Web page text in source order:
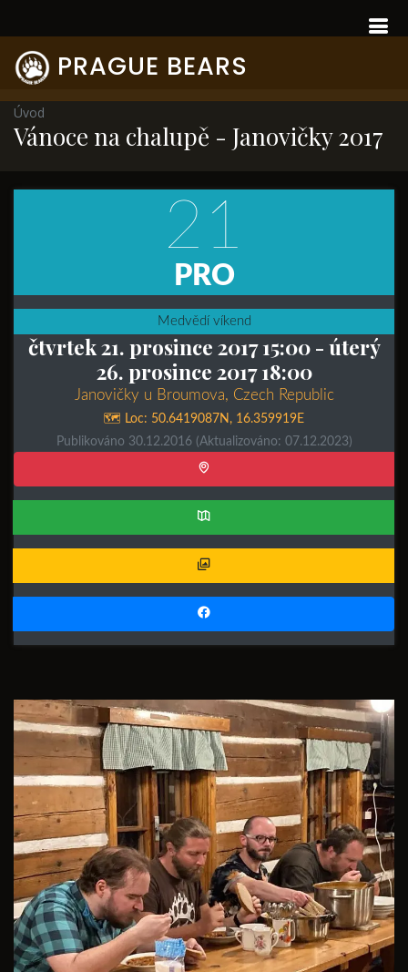
PRAGUE BEARS
Úvod
Vánoce na chalupě - Janovičky 2017
21
PRO
Medvědí víkend
čtvrtek 21. prosince 2017 15:00- úterý
26. prosince 2017 18:00
Janovičky u Broumova, Czech Republic
🗺️ Loc: 50.6419087N , 16.359919E
Publikováno 30.12.2016 (Aktualizováno: 07.12.2023)